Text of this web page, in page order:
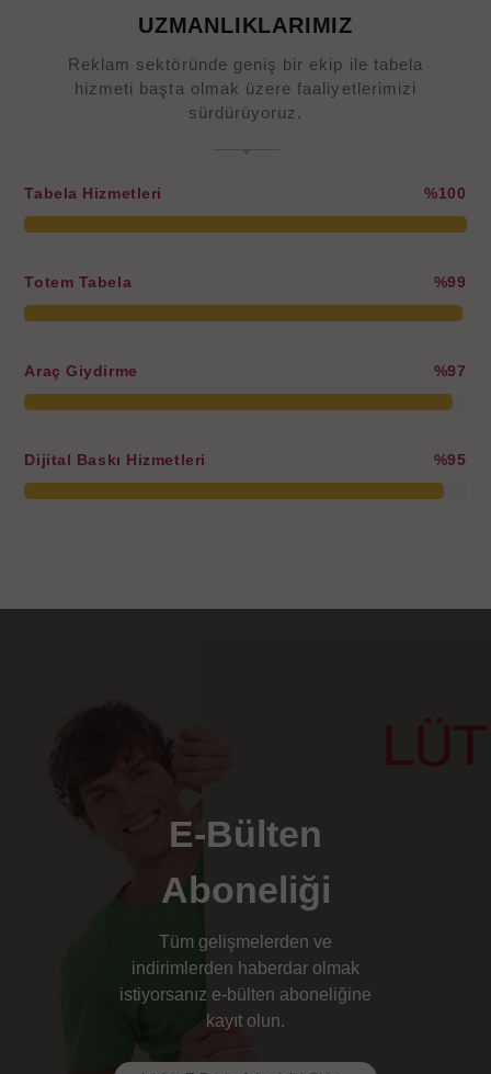
UZMANLIKLARIMIZ
Reklam sektöründe geniş bir ekip ile tabela
hizmeti başta olmak üzere faaliyetlerimizi
sürdürüyoruz.
Tabela Hizmetleri %100
Totem Tabela %99
Araç Giydirme %97
Dijital Baskı Hizmetleri %95
E-Bülten
Aboneliği
Tüm gelişmelerden ve
indirimlerden haberdar olmak
istiyorsanız e-bülten aboneliğine
kayıt olun.